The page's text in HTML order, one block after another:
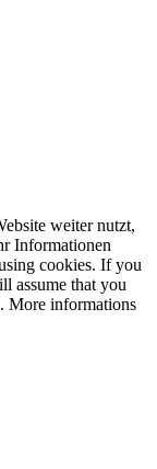
weiter nutzt,
Informationen
cookies. If you
assume that you
More informations